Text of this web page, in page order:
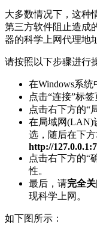
大多数情况下，这种
第三方软件阻止造成
器的科学上网代理地
请按照以下步骤进行
在Windows系统
点击“连接”标签
点击右下方的“
在局域网(LAN)
选，随后在下方
http://
点击右下方的“
性。
最后，请完全
现科学上网。
如下图所示：